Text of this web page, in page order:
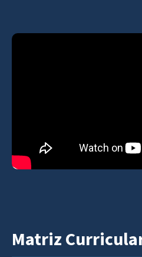
compromisso ético.
do pensamento crítico, da
da atuação responsável e
espaços urbanos.
Matriz